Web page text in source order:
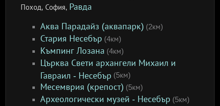
Поход, София, Равда
Аква Парадайз (аквапарк) (2км)
Стария Несебър (4км)
Къмпинг Лозана (4км)
Църква Свети архангели Михаил и
Гавраил - Несебър (5км)
Месемврия (крепост) (5км)
Археологически музей - Несебър (5км)